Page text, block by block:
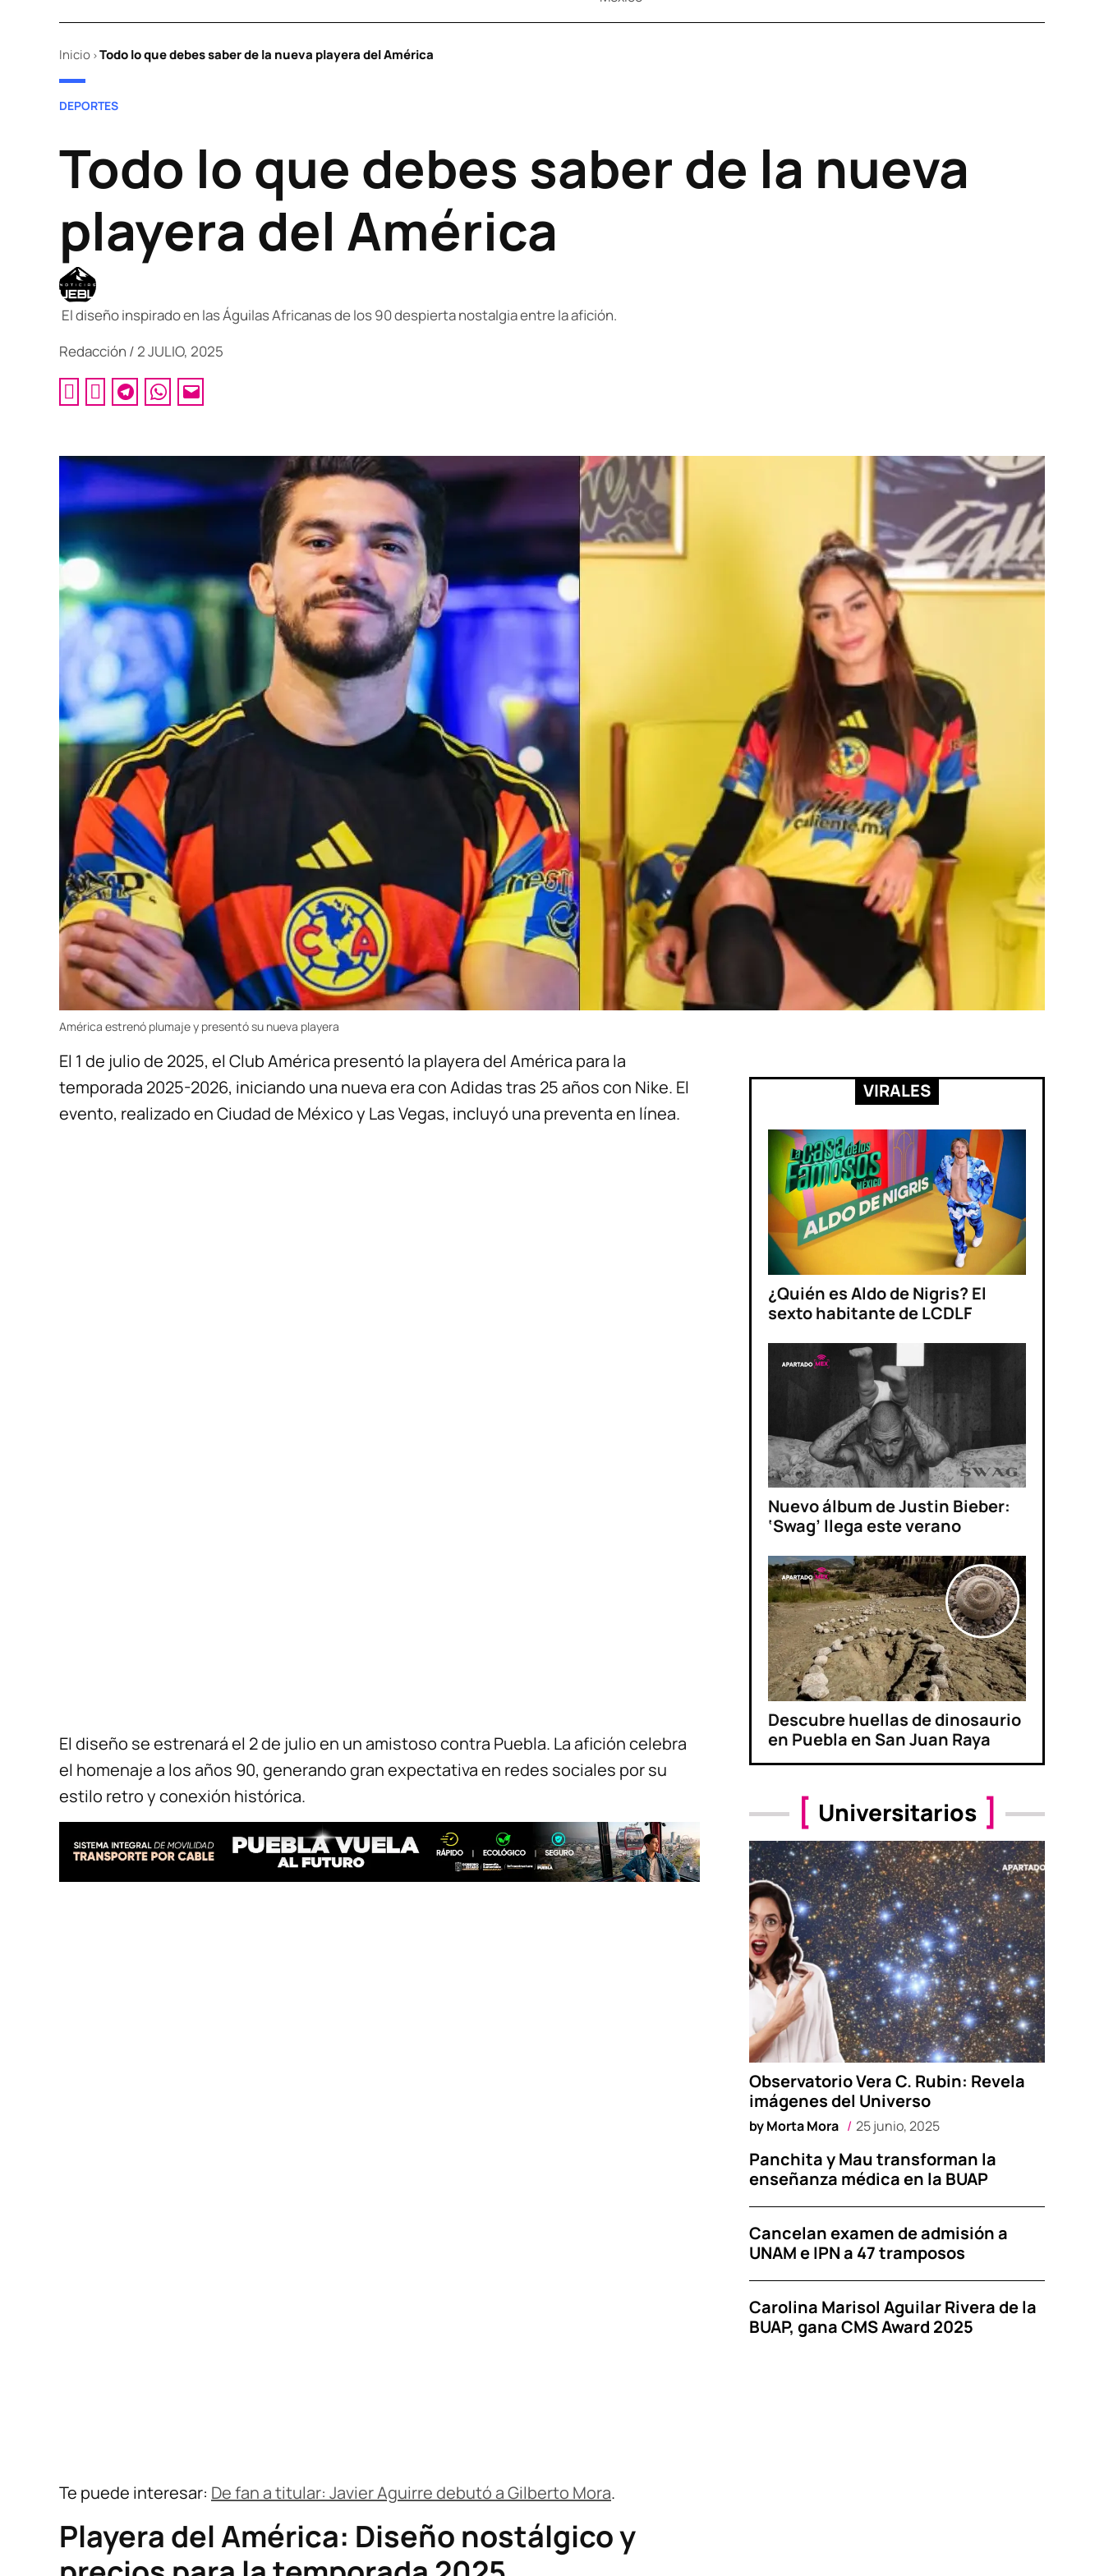
Inicio >Todo lo que debes saber de la nueva playera del América
POSTED
DEPORTES
Todo lo que debes saber de la nueva
playera del América
El diseño inspirado en las Águilas Africanas de los 90 despierta nostalgia entre la afición.
Redacción /2 JULIO, 2025
América estrenó plumaje y presentó su nueva playera
El 1 de julio de 2025, el Club América presentó la playera del América para la
temporada 2025-2026, iniciando una nueva era con Adidas tras 25 años con Nike. El
evento, realizado en Ciudad de México y Las Vegas, incluyó una preventa en línea.
El diseño se estrenará el 2 de julio en un amistoso contra Puebla. La afición celebra
el homenaje a los años 90, generando gran expectativa en redes sociales por su
estilo retro y conexión histórica.
Te puede interesar: De fan a titular: Javier Aguirre debutó a Gilberto Mora.
Playera del América: Diseño nostálgico y
VIRALES
¿Quién es Aldo de Nigris? El
sexto habitante de LCDLF
Nuevo álbum de Justin Bieber:
‘Swag’ llega este verano
Descubre huellas de dinosaurio
en Puebla en San Juan Raya
Universitarios
Observatorio Vera C. Rubin: Revela
imágenes del Universo
byMorta Mora 25 junio, 2025
Panchita y Mau transforman la
enseñanza médica en la BUAP
Cancelan examen de admisión a
UNAM e IPN a 47 tramposos
Carolina Marisol Aguilar Rivera de la
BUAP, gana CMS Award 2025